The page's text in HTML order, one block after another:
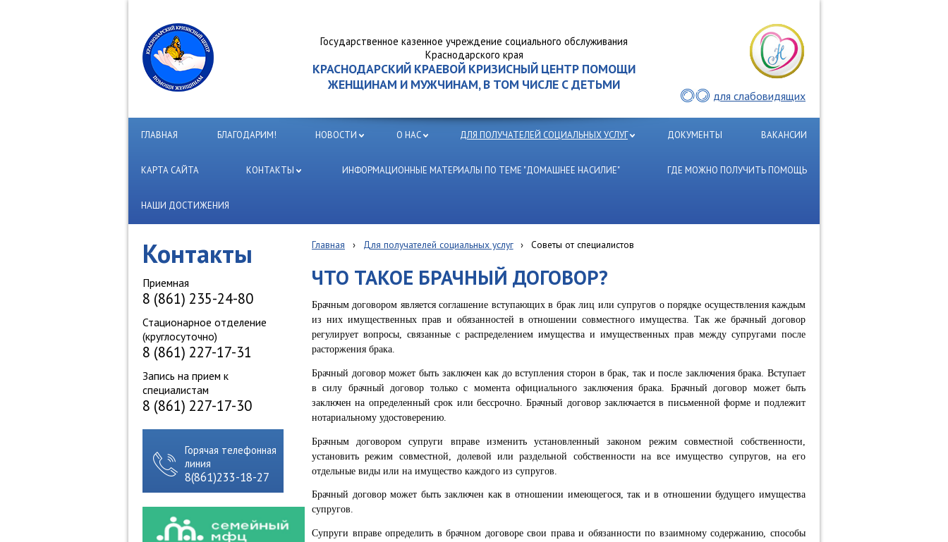
для слабовидящих
Государственное казенное учреждение социального обслуживания
Краснодарского края
КРАСНОДАРСКИЙ КРАЕВОЙ КРИЗИСНЫЙ ЦЕНТР ПОМОЩИ
ЖЕНЩИНАМ И МУЖЧИНАМ, В ТОМ ЧИСЛЕ С ДЕТЬМИ
ГЛАВНАЯ БЛАГОДАРИМ! НОВОСТИ О НАС ДЛЯ ПОЛУЧАТЕЛЕЙ СОЦИАЛЬНЫХ УСЛУГ ДОКУМЕНТЫ ВАКАНСИИ
КАРТА САЙТА КОНТАКТЫ ИНФОРМАЦИОННЫЕ МАТЕРИАЛЫ ПО ТЕМЕ "ДОМАШНЕЕ НАСИЛИЕ" ГДЕ МОЖНО ПОЛУЧИТЬ ПОМОЩЬ
НАШИ ДОСТИЖЕНИЯ
Контакты
Приемная
8 (861) 235-24-80
Стационарное отделение
(круглосуточно)
8 (861) 227-17-31
Запись на прием к
специалистам
8 (861) 227-17-30
Горячая телефонная
линия
8(861)233-18-27
Главная › Для получателей социальных услуг › Советы от специалистов
ЧТО ТАКОЕ БРАЧНЫЙ ДОГОВОР?
Брачным договором является соглашение вступающих в брак лиц или супругов о порядке осуществления каждым
из них имущественных прав и обязанностей в отношении совместного имущества. Так же брачный договор
регулирует вопросы, связанные с распределением имущества и имущественных прав между супругами после
расторжения брака.
Брачный договор может быть заключен как до вступления сторон в брак, так и после заключения брака. Вступает
в силу брачный договор только с момента официального заключения брака. Брачный договор может быть
заключен на определенный срок или бессрочно. Брачный договор заключается в письменной форме и подлежит
нотариальному удостоверению.
Брачным договором супруги вправе изменить установленный законом режим совместной собственности,
установить режим совместной, долевой или раздельной собственности на все имущество супругов, на его
отдельные виды или на имущество каждого из супругов.
Брачный договор может быть заключен как в отношении имеющегося, так и в отношении будущего имущества
супругов.
Супруги вправе определить в брачном договоре свои права и обязанности по взаимному содержанию, способы